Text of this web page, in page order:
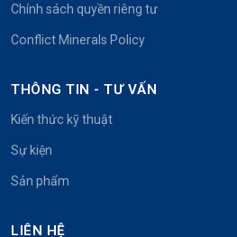
Chính sách quyền riêng tư
Conflict Minerals Policy
THÔNG TIN - TƯ VẤN
Kiến thức kỹ thuật
Sự kiện
Sản phẩm
LIÊN HỆ